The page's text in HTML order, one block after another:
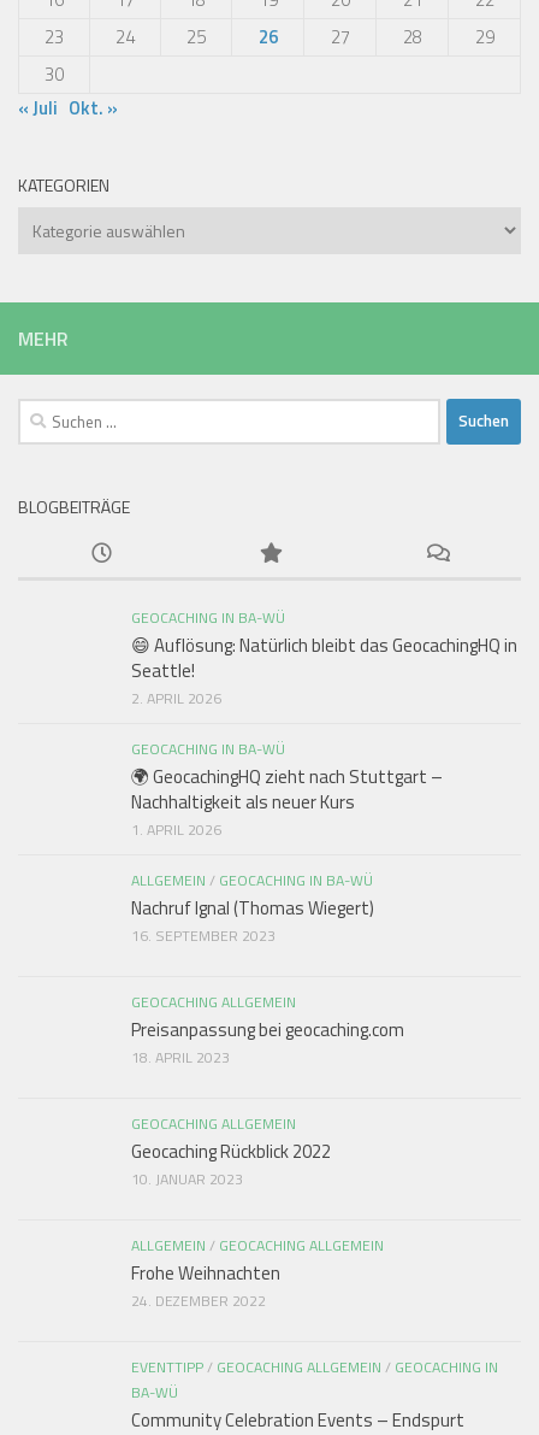
23
24 25 26 27 28
29
30
« Juli Okt. »
KATEGORIEN
Kategorien
MEHR
Suchen
nach:
BLOGBEITRÄGE
GEOCACHING IN BA-WÜ
😄 Auflösung: Natürlich bleibt das GeocachingHQ in
Seattle!
2. APRIL 2026
GEOCACHING IN BA-WÜ
🌍 GeocachingHQ zieht nach Stuttgart –
Nachhaltigkeit als neuer Kurs
1. APRIL 2026
ALLGEMEIN / GEOCACHING IN BA-WÜ
Nachruf Ignal (Thomas Wiegert)
16. SEPTEMBER 2023
GEOCACHING ALLGEMEIN
Preisanpassung bei geocaching.com
18. APRIL 2023
GEOCACHING ALLGEMEIN
Geocaching Rückblick 2022
10. JANUAR 2023
ALLGEMEIN / GEOCACHING ALLGEMEIN
Frohe Weihnachten
24. DEZEMBER 2022
EVENTTIPP/ GEOCACHING ALLGEMEIN / GEOCACHING IN
BA-WÜ
Community Celebration Events – Endspurt